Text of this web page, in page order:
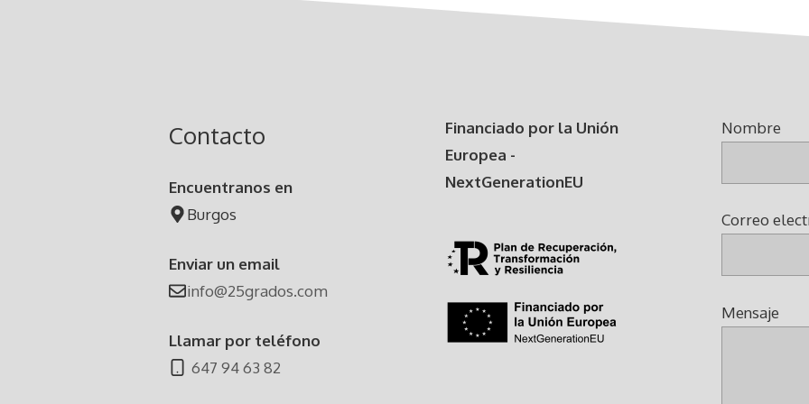
Contacto
Encuentranos en
Burgos
Enviar un email
info@25grados.com
Llamar por teléfono
647 94 63 82
Financiado por la Unión
Europea -
NextGenerationEU
Nombre
Correo
Mensaje